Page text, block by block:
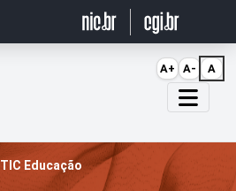
TIC Educação
A+ A- A